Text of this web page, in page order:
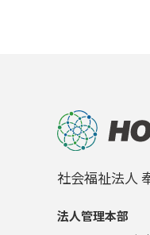
社会福祉法人
法人管理本部